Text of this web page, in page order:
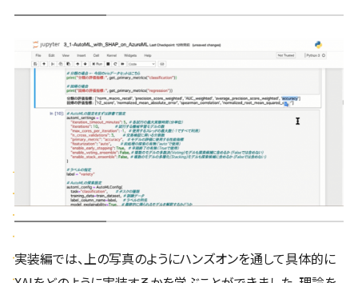
実装編では、上の写真のようにハンズオンを通して具体的に